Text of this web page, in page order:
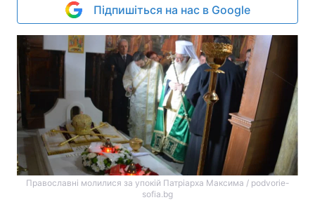
Підпишіться на нас в Google
Православні молилися за упокій Патріарха Максима / podvorie-
sofia.bg